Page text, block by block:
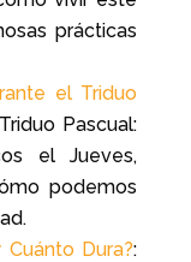
prácticas
el Triduo
Pascual:
el Jueves,
podemos
Dura?: